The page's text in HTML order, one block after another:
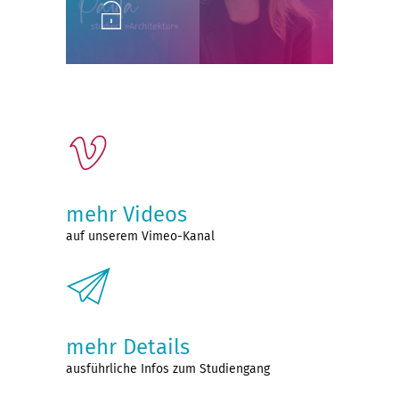
Unlock
mehr Videos
auf unserem Vimeo-Kanal
mehr Details
ausführliche Infos zum Studiengang